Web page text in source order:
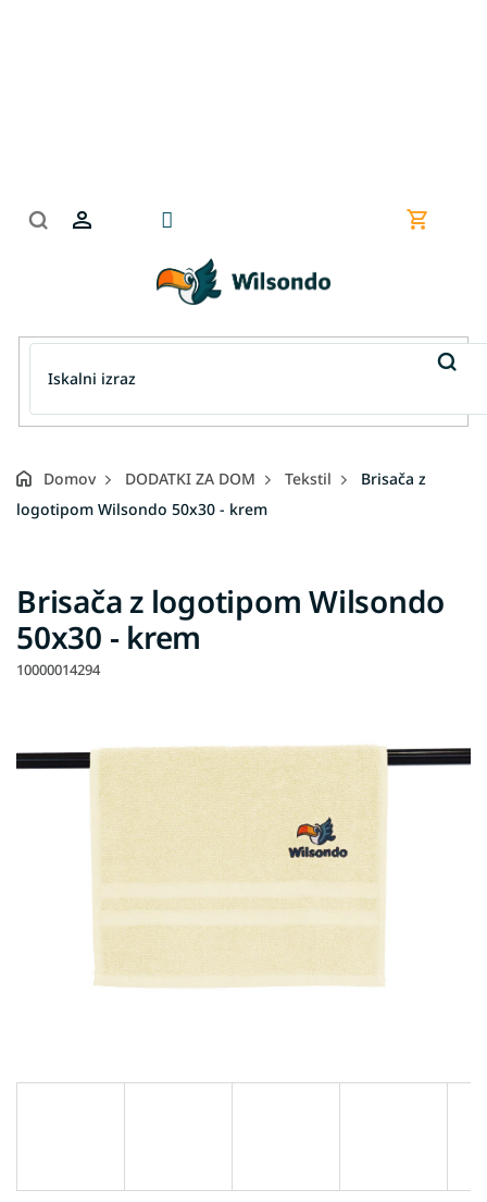
Domov DODATKI ZA DOM Tekstil
Brisača z
logotipom Wilsondo 50x30 - krem
Brisača z logotipom Wilsondo
50x30 - krem
10000014294